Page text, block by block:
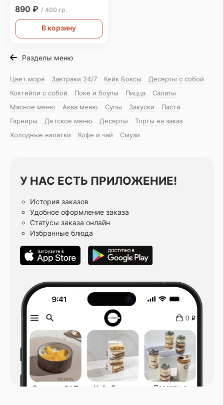
890 ₽ / 400 гр.
В корзину
Разделы меню
Цвет моря Завтраки 24/7 Кейк Боксы
Десерты с собой
Коктейли с собой
Поке и боулы Пицца
Салаты
Мясное меню
Аква меню Супы Закуски
Паста
Гарниры
Детское меню Десерты
Торты на заказ
Холодные напитки
Кофе и чай Смузи
У НАС ЕСТЬ ПРИЛОЖЕНИЕ!
История заказов
Удобное оформление заказа
Статусы заказа онлайн
Избранные блюда